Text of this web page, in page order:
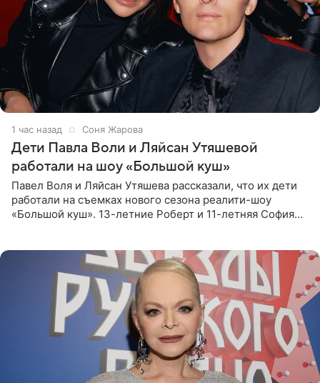
1 час назад Соня Жарова
Дети Павла Воли и Ляйсан Утяшевой
работали на шоу «Большой куш»
Павел Воля и Ляйсан Утяшева рассказали, что их дети
работали на съемках нового сезона реалити-шоу
«Большой куш». 13-летние Роберт и 11-летняя София